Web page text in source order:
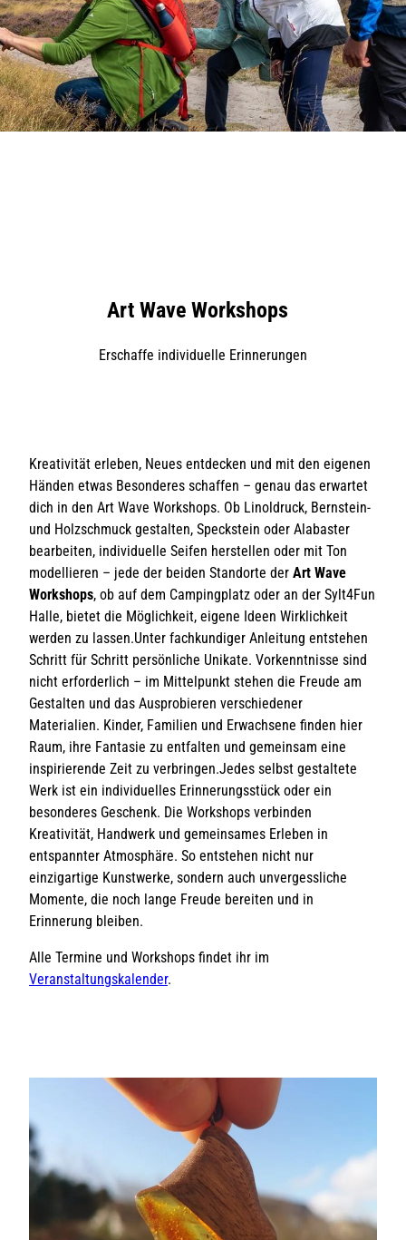
Art Wave Workshops
Erschaffe individuelle Erinnerungen
Kreativität erleben, Neues entdecken und mit den eigenen
Händen etwas Besonderes schaffen – genau das erwartet
dich in den Art Wave Workshops. Ob Linoldruck, Bernstein-
und Holzschmuck gestalten, Speckstein oder Alabaster
bearbeiten, individuelle Seifen herstellen oder mit Ton
modellieren – jede der beiden Standorte der Art Wave
Workshops, ob auf dem Campingplatz oder an der Sylt4Fun
Halle, bietet die Möglichkeit, eigene Ideen Wirklichkeit
werden zu lassen.Unter fachkundiger Anleitung entstehen
Schritt für Schritt persönliche Unikate. Vorkenntnisse sind
nicht erforderlich – im Mittelpunkt stehen die Freude am
Gestalten und das Ausprobieren verschiedener
Materialien. Kinder, Familien und Erwachsene finden hier
Raum, ihre Fantasie zu entfalten und gemeinsam eine
inspirierende Zeit zu verbringen.Jedes selbst gestaltete
Werk ist ein individuelles Erinnerungsstück oder ein
besonderes Geschenk. Die Workshops verbinden
Kreativität, Handwerk und gemeinsames Erleben in
entspannter Atmosphäre. So entstehen nicht nur
einzigartige Kunstwerke, sondern auch unvergessliche
Momente, die noch lange Freude bereiten und in
Erinnerung bleiben.
Alle Termine und Workshops findet ihr im
Veranstaltungskalender.